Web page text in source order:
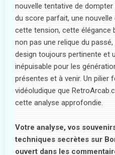
nouvelle tentative de
du score parfait, une
cette tension, cette élégance
non pas une relique du
design toujours pertinente et
inépuisable pour les
présentes et à venir. Un pilier
vidéoludique que
cette analyse approfondie.
Votre analyse, vos
techniques secrètes sur
ouvert dans les